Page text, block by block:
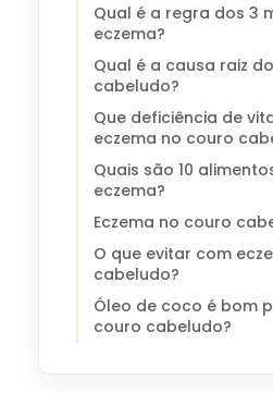
Qual é a regra dos 3
eczema?
Qual é a causa raiz
cabeludo?
Que deficiência de
eczema no couro
Quais são 10
eczema?
Eczema no couro
O que evitar com
cabeludo?
Óleo de coco é bom
couro cabeludo?